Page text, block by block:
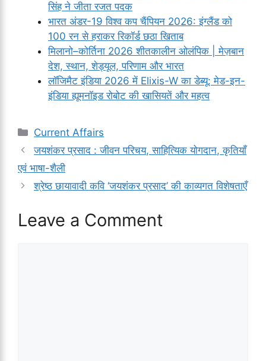
सिंह ने जीता रजत पदक
भारत अंडर-19 विश्व कप चैंपियन 2026: इंग्लैंड को
100 रन से हराकर रिकॉर्ड छठा खिताब
मिलानो–कोर्तिना 2026 शीतकालीन ओलंपिक | मेज़बान
देश, स्थान, शेड्यूल, परिणाम और भारत
लॉजिमैट इंडिया 2026 में Elixis-W का डेब्यू: मेड-इन-
इंडिया ह्यूमनॉइड रोबोट की खासियतें और महत्व
Categories
Current Affairs
जयशंकर प्रसाद : जीवन परिचय, साहित्यिक योगदान, कृतियाँ
एवं भाषा-शैली
श्रेष्ठ छायावादी कवि ‘जयशंकर प्रसाद’ की काव्यगत विशेषताएँ
Leave a Comment